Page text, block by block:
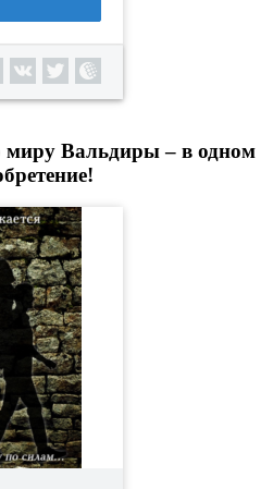
миру Вальдиры – в одном